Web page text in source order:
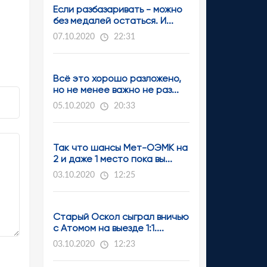
Если разбазаривать - можно
без медалей остаться. И...
07.10.2020 22:31
Всё это хорошо разложено,
но не менее важно не раз...
05.10.2020 20:33
Так что шансы Мет-ОЭМК на
2 и даже 1 место пока вы...
03.10.2020 12:25
Старый Оскол сыграл вничью
с Атомом на выезде 1:1....
03.10.2020 12:23